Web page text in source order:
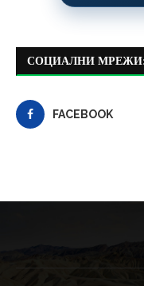
СОЦИАЛНИ
FACEBOOK